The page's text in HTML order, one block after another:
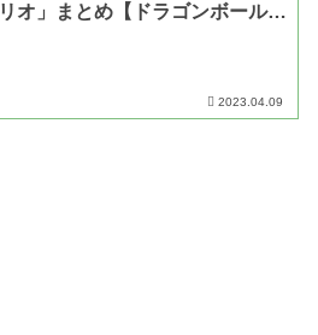
リオ」まとめ【ドラゴンボールZ
2023.04.09